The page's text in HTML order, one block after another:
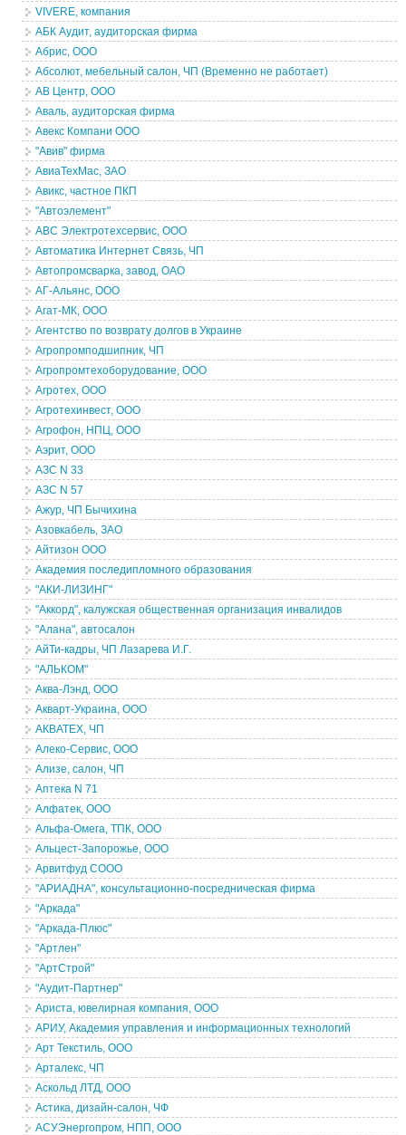
VIVERE, компания
АБК Аудит, аудиторская фирма
Абрис, ООО
Абсолют, мебельный салон, ЧП (Временно не работает)
АВ Центр, ООО
Аваль, аудиторская фирма
Авекс Компани ООО
"Авив" фирма
АвиаТехМас, ЗАО
Авикс, частное ПКП
"Автоэлемент"
АВС Электротехсервис, ООО
Автоматика Интернет Связь, ЧП
Автопромсварка, завод, ОАО
АГ-Альянс, ООО
Агат-МК, ООО
Агентство по возврату долгов в Украине
Агропромподшипник, ЧП
Агропромтехоборудование, ООО
Агротех, ООО
Агротехинвест, ООО
Агрофон, НПЦ, ООО
Аэрит, ООО
АЗС N 33
АЗС N 57
Ажур, ЧП Бычихина
Азовкабель, ЗАО
Айтизон ООО
Академия последипломного образования
"АКИ-ЛИЗИНГ"
"Аккорд", калужская общественная организация инвалидов
"Алана", автосалон
АйТи-кадры, ЧП Лазарева И.Г.
"АЛЬКОМ"
Аква-Лэнд, ООО
Акварт-Украина, ООО
АКВАТЕХ, ЧП
Алеко-Cервис, ООО
Ализе, салон, ЧП
Аптека N 71
Алфатек, ООО
Альфа-Омега, ТПК, ООО
Альцест-Запорожье, ООО
Арвитфуд СООО
"АРИАДНА", консультационно-посредническая фирма
"Аркада"
"Аркада-Плюс"
"Артлен"
"АртСтрой"
"Аудит-Партнер"
Ариста, ювелирная компания, ООО
АРИУ, Академия управления и информационных технологий
Арт Текстиль, ООО
Арталекс, ЧП
Аскольд ЛТД, ООО
Астика, дизайн-салон, ЧФ
АСУЭнергопром, НПП, ООО